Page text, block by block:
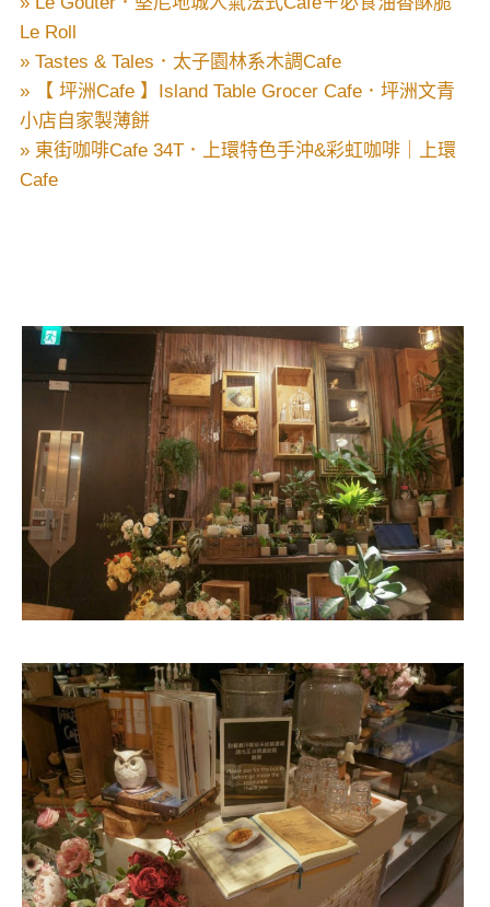
Le Roll
» Tastes & Tales．太子園林系木調Cafe
» 【 坪洲Cafe 】Island Table Grocer Cafe．坪洲文青
小店自家製薄餅
» 東街咖啡Cafe 34T．上環特色手沖&彩虹咖啡｜上環
Cafe